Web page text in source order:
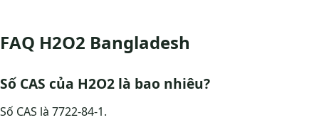
FAQ H2O2 Bangladesh
Số CAS của H2O2 là bao nhiêu?
Số CAS là 7722-84-1.